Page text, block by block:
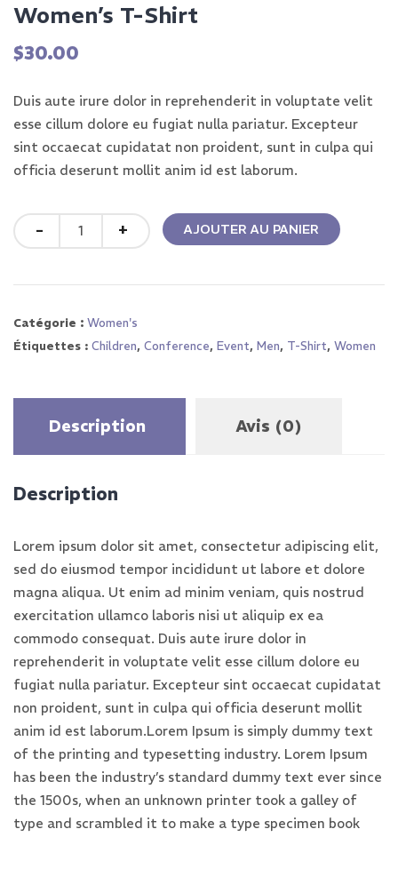
Women’s T-Shirt
$30.00
Duis aute irure dolor in reprehenderit in voluptate velit
esse cillum dolore eu fugiat nulla pariatur. Excepteur
sint occaecat cupidatat non proident, sunt in culpa qui
officia deserunt mollit anim id est laborum.
Quantity AJOUTER AU PANIER
Catégorie : Women's
Étiquettes : Children, Conference, Event, Men, T-Shirt, Women
Description Avis (0)
Description
Lorem ipsum dolor sit amet, consectetur adipiscing elit,
sed do eiusmod tempor incididunt ut labore et dolore
magna aliqua. Ut enim ad minim veniam, quis nostrud
exercitation ullamco laboris nisi ut aliquip ex ea
commodo consequat. Duis aute irure dolor in
reprehenderit in voluptate velit esse cillum dolore eu
fugiat nulla pariatur. Excepteur sint occaecat cupidatat
non proident, sunt in culpa qui officia deserunt mollit
anim id est laborum.Lorem Ipsum is simply dummy text
of the printing and typesetting industry. Lorem Ipsum
has been the industry’s standard dummy text ever since
the 1500s, when an unknown printer took a galley of
type and scrambled it to make a type specimen book